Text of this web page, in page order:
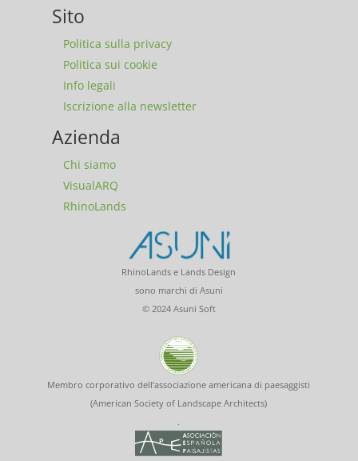
Sito
Politica sulla privacy
Politica sui cookie
Info legali
Iscrizione alla newsletter
Azienda
Chi siamo
VisualARQ
RhinoLands
RhinoLands e Lands Design
sono marchi di Asuni
© 2024 Asuni Soft
Membro corporativo dell’associazione americana di paesaggisti
(American Society of Landscape Architects)
.